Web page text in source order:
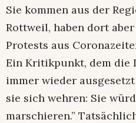
Sie kommen aus der
Rottweil, haben dort
Protests aus
Ein Kritikpunkt, dem die
immer wieder
sie sich wehren: Sie
marschieren.”